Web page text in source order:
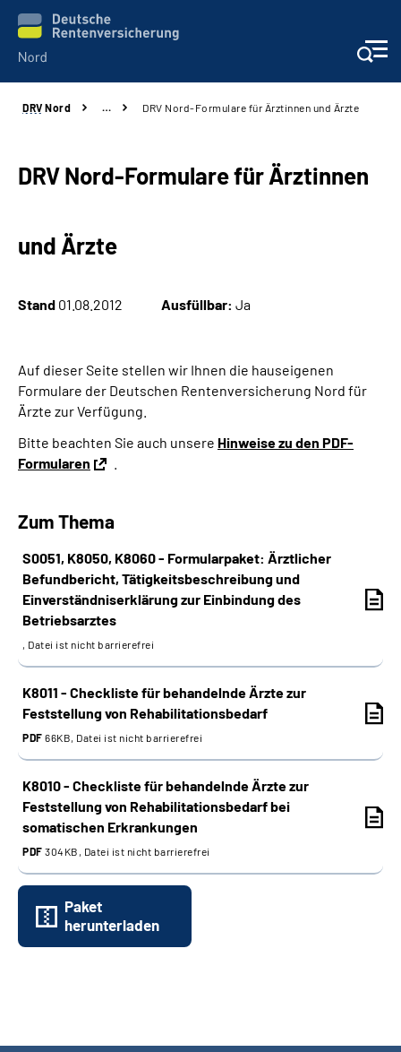
Aktuelles
Services
Über uns
Online-Services
Inhalte in Gebärdensprache (DGS)
Leichte Sprache
Suche
Mein Kundenportal
DRV Nord … DRV Nord-Formulare für Ärztinnen und Ärzte
DRV Nord-Formulare für Ärztinnen
und Ärzte
Stand 01.08.2012 Ausfüllbar: Ja
Auf dieser Seite stellen wir Ihnen die hauseigenen
Formulare der Deutschen Rentenversicherung Nord für
Ärzte zur Verfügung.
Bitte beachten Sie auch unsere Hinweise zu den PDF-
Formularen
Zum Thema
S0051, K8050, K8060 - Formularpaket: Ärztlicher
Befundbericht, Tätigkeitsbeschreibung und
Einverständniserklärung zur Einbindung des
Betriebsarztes
, Datei ist nicht barrierefrei
K8011 - Checkliste für behandelnde Ärzte zur
Feststellung von Rehabilitationsbedarf
PDF 66KB, Datei ist nicht barrierefrei
K8010 - Checkliste für behandelnde Ärzte zur
Feststellung von Rehabilitationsbedarf bei
somatischen Erkrankungen
PDF 304KB, Datei ist nicht barrierefrei
Paket
herunterladen